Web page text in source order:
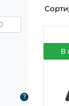
?
В